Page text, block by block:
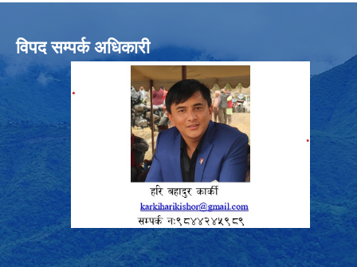
विपद सम्पर्क अधिकारी